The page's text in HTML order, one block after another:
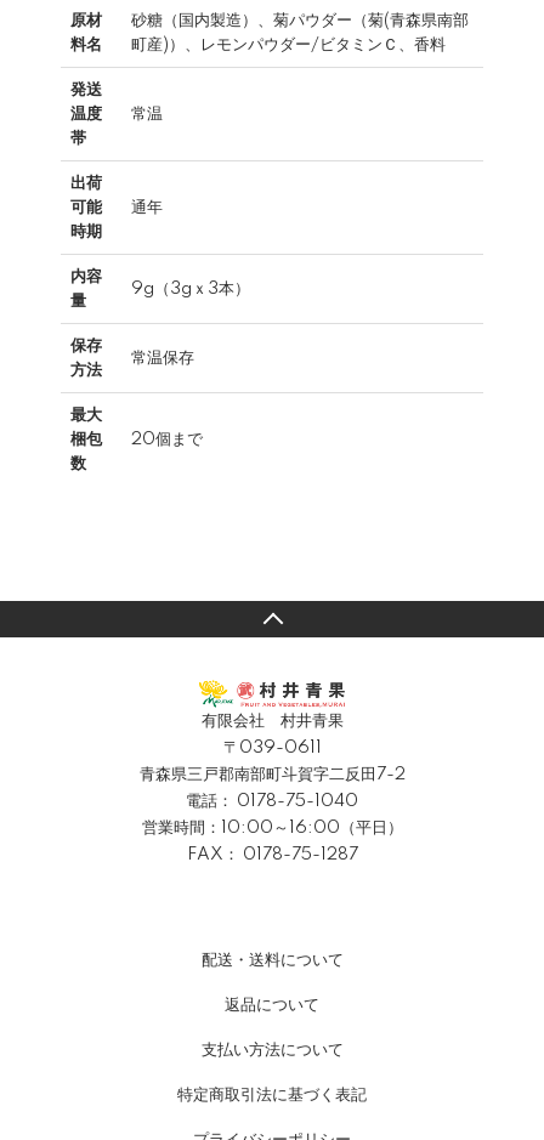
原材
料名
砂糖（国内製造）、菊パウダー（菊(青森県南部
町産)）、レモンパウダー/ビタミンＣ、香料
発送
温度
帯
常温
出荷
可能
時期
通年
内容
量
9g（3gｘ3本）
保存
方法
常温保存
最大
梱包
数
20個まで
有限会社 村井青果
〒039-0611
青森県三戸郡南部町斗賀字二反田7-2
電話： 0178-75-1040
営業時間：10:00～16:00（平日）
FAX： 0178-75-1287
配送・送料について
返品について
支払い方法について
特定商取引法に基づく表記